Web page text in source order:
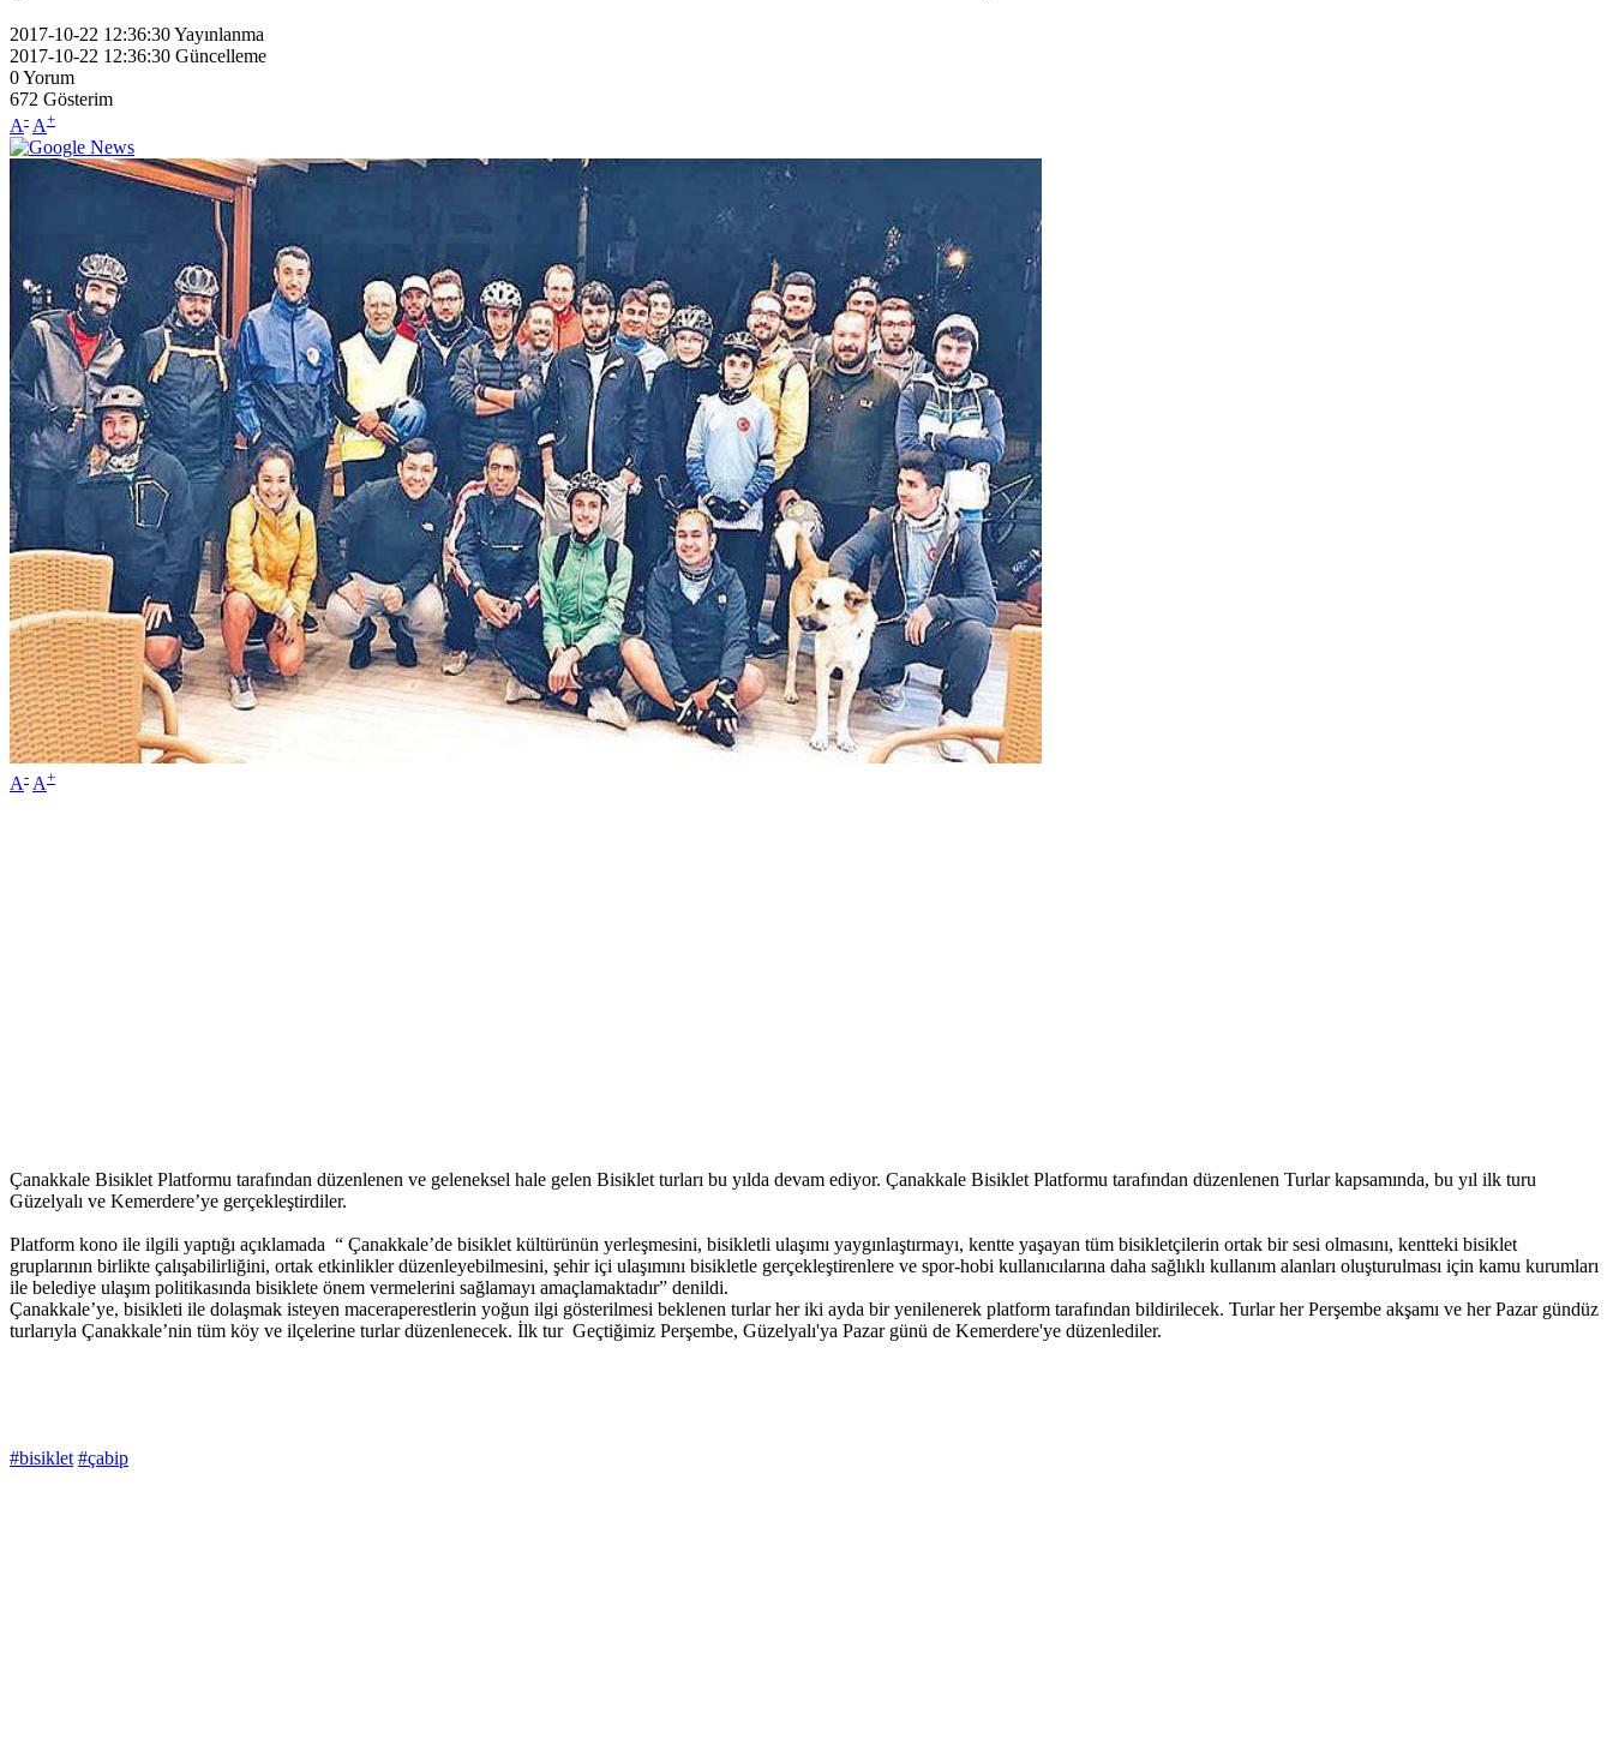
2017-10-22 12:36:30Yayınlanma
2017-10-22 12:36:30 Güncelleme
0Yorum
672 Gösterim
A- A+
A- A+
Çanakkale Bisiklet Platformu tarafından düzenlenen ve geleneksel hale gelen Bisiklet turları bu yılda devam ediyor. Çanakkale Bisiklet Platformu tarafından düzenlenen Turlar kapsamında, bu yıl ilk turu
Güzelyalı ve Kemerdere’ye gerçekleştirdiler.
Platform kono ile ilgili yaptığı açıklamada “ Çanakkale’de bisiklet kültürünün yerleşmesini, bisikletli ulaşımı yaygınlaştırmayı, kentte yaşayan tüm bisikletçilerin ortak bir sesi olmasını, kentteki bisiklet
gruplarının birlikte çalışabilirliğini, ortak etkinlikler düzenleyebilmesini, şehir içi ulaşımını bisikletle gerçekleştirenlere ve spor-hobi kullanıcılarına daha sağlıklı kullanım alanları oluşturulması için kamu kurumları
ile belediye ulaşım politikasında bisiklete önem vermelerini sağlamayı amaçlamaktadır” denildi.
Çanakkale’ye, bisikleti ile dolaşmak isteyen maceraperestlerin yoğun ilgi gösterilmesi beklenen turlar her iki ayda bir yenilenerek platform tarafından bildirilecek. Turlar her Perşembe akşamı ve her Pazar gündüz
turlarıyla Çanakkale’nin tüm köy ve ilçelerine turlar düzenlenecek. İlk tur Geçtiğimiz Perşembe, Güzelyalı'ya Pazar günü de Kemerdere'ye düzenlediler.
#bisiklet #çabip